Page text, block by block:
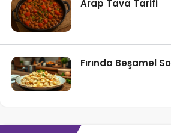
Arap Tava Tarifi
Fırında Beşamel